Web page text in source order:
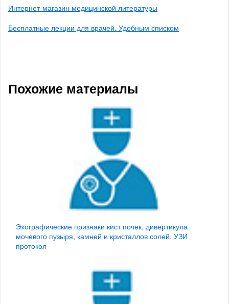
Интернет-магазин медицинской литературы
Бесплатные лекции для врачей. Удобным списком
Похожие материалы
Эхографические признаки кист почек, дивертикула
мочевого пузыря, камней и кристаллов солей. УЗИ
протокол